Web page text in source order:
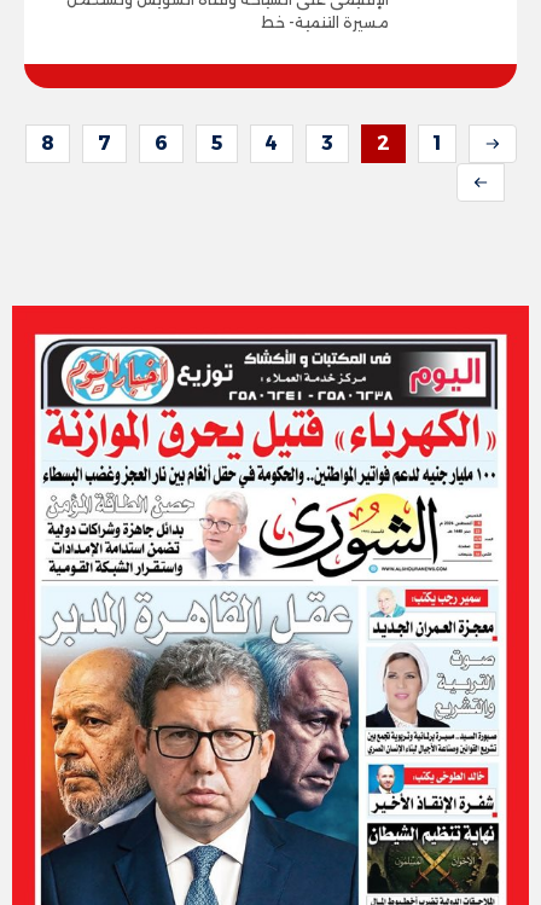
مسيرة التنمية- خط
1
2
3
4
5
6
7
8